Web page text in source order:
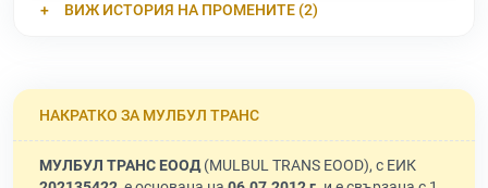
ВИЖ ИСТОРИЯ НА ПРОМЕНИТЕ (2)
НАКРАТКО ЗА МУЛБУЛ ТРАНС
МУЛБУЛ ТРАНС ЕООД(MULBUL TRANS EOOD), с ЕИК